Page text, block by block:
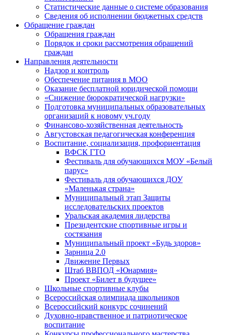
Статистические данные о системе образования
Сведения об исполнении бюджетных средств
Обращение граждан
Обращения граждан
Порядок и сроки рассмотрения обращений
граждан
Направления деятельности
Надзор и контроль
Обеспечение питания в МОО
Оказание бесплатной юридической помощи
«Снижение бюрократической нагрузки»
Подготовка муниципальных образовательных
организаций к новому уч.году
Финансово-хозяйственная деятельность
Августовская педагогическая конференция
Воспитание, социализация, профориентация
ВФСК ГТО
Фестиваль для обучающихся МОУ «Белый
парус»
Фестиваль для обучающихся ДОУ
«Маленькая страна»
Муниципальный этап Защиты
исследовательских проектов
Уральская академия лидерства
Президентские спортивные игры и
состязания
Муниципальный проект «Будь здоров»
Зарница 2.0
Движение Первых
Штаб ВВПОД «Юнармия»
Проект «Билет в будущее»
Школьные спортивные клубы
Всероссийская олимпиада школьников
Всероссийский конкурс сочинений
Духовно-нравственное и патриотическое
воспитание